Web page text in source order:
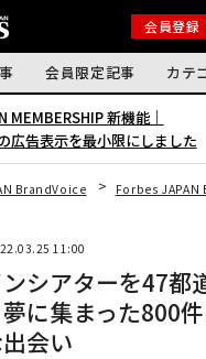
会員登録
会員限定記事 カテ
MEMBERSHIP 新機能｜
広告表示を最小限にしました
BrandVoice Forbes
11:00
ンシアターを47都
に集まった800
会い